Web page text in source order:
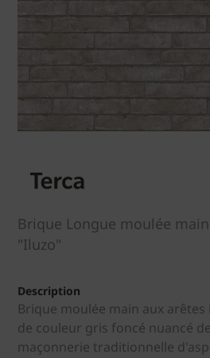
Brique Longue moulée
"Iluzo"
Description
Brique moulée main aux
de couleur gris foncé nuancé
maçonnerie traditionnelle